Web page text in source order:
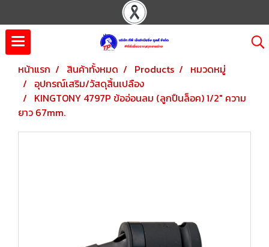
หน้าแรก สินค้าทั้งหมด Products
หมวดหมู่
อุปกรณ์เสริม/วัสดุสิ้นเปลือง
KINGTONY 4797P ข้ออ่อนลม (ลูกปืนล็อค) 1/2" ความ
ยาว 67mm.